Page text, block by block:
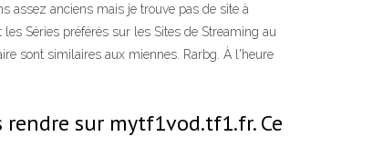
assez anciens mais je trouve pas de site à
Séries préférés sur les Sites de Streaming au
sont similaires aux miennes. Rarbg. À l'heure
sur mytf1vod.tf1.fr. Ce